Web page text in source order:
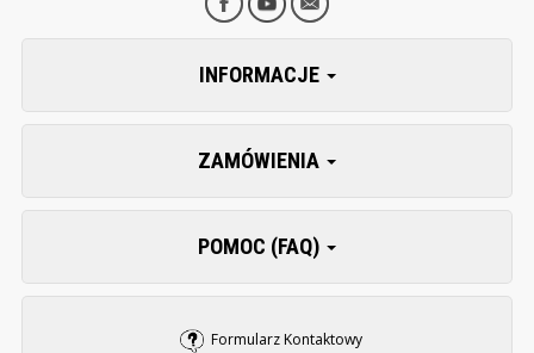
INFORMACJE
ZAMÓWIENIA
POMOC (FAQ)
Formularz Kontaktowy